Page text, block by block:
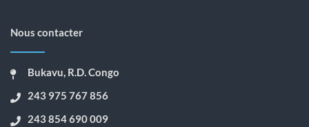
Nous contacter
Bukavu, R.D. Congo
243 975 767 856
243 854 690 009